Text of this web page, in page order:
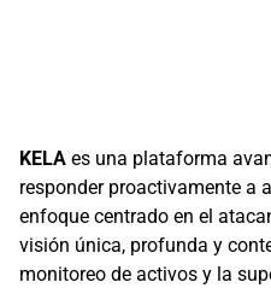
KELA es una plataforma
responder proactivamente a
enfoque centrado en el
visión única, profunda y
monitoreo de activos y la